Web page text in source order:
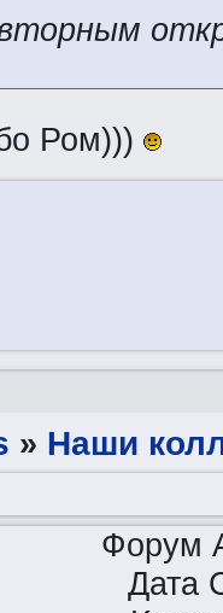
Ром)))
» Наши
Форум
Дата